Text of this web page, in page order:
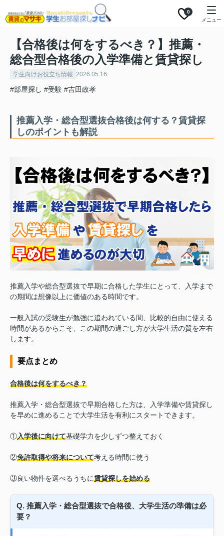
0
メニュー
【合格後は何をするべき？】推薦・
総合型合格後の入学準備と賃貸探し
学生向けお役立ち情報 2026.05.16
#部屋探し #受験 #吉田政孝
推薦入学・総合型選抜合格後は何する？賃貸探
しのポイントも解説
推薦入学や総合型選抜で早期に合格した学生にとって、入学まで
の期間は想像以上に価値のある時間です。
一般入試の受験生が勉強に追われている間、比較的自由に使える
時間があるからこそ、この期間の過ごし方が大学生活の質を左右
します。
要点まとめ
合格後は何をするべき？
推薦入学・総合型選抜で早期合格した方は、入学準備や賃貸探し
を早めに進めることで大学生活を有利にスタートできます。
①入学後に向けて基礎学力を少しずつ整えておく
②免許取得や将来について考える時間に使う
③良い物件を選べるうちに賃貸探しを始める
Q. 推薦入学・総合型選抜で合格後、大学生活の準備は必
要？